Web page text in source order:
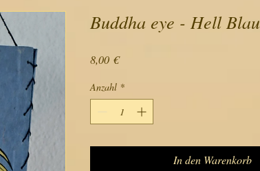
Buddha eye - Hell Blau
8,00 €Preis
Anzahl *
In den Warenkorb